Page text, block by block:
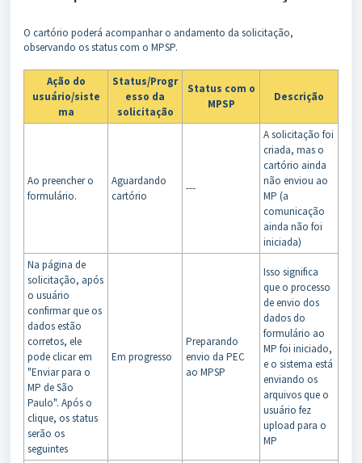
O cartório poderá acompanhar o andamento da solicitação,
observando os status com o MPSP.
Ação do
usuário/siste
ma
Status/Progr
esso da
solicitação
Status com o
MPSP
Descrição
Ao preencher o
formulário.
Aguardando
cartório
---
A solicitação foi
criada, mas o
cartório ainda
não enviou ao
MP (a
comunicação
ainda não foi
iniciada)
Na página de
solicitação, após
o usuário
confirmar que os
dados estão
corretos, ele
pode clicar em
"Enviar para o
MP de São
Paulo". Após o
clique, os status
serão os
seguintes
Em progresso
Preparando
envio da PEC
ao MPSP
Isso significa
que o processo
de envio dos
dados do
formulário ao
MP foi iniciado,
e o sistema está
enviando os
arquivos que o
usuário fez
upload para o
MP